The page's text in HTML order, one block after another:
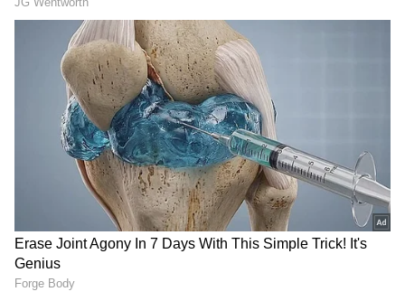
ఓటీటీలోకి వచ్చేసిన వార్ 2, క్లోజింగ్ కలెక్షన్స్ ఎంత ?
మొత్తం ఎన్ని కోట్లు పోయాయో తెలుసా
కృష్ణ, శోభన్ బాబు మధ్యలోనే వదిలేయడంతో ఆస్తి
మొత్తం కోల్పోయిన హీరో.. కట్ చేస్తే వందల కోట్ల
వ్యాపార సామ్రాజ్యం